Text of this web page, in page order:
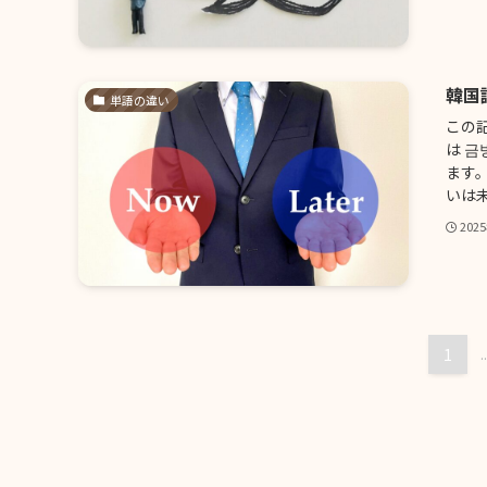
単語の違い 韓国
この
は 금
ます
いは
1